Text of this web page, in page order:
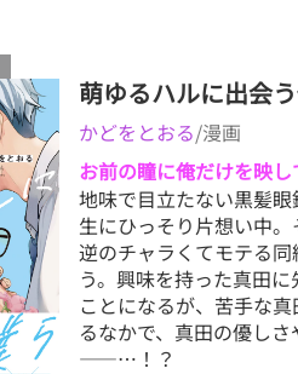
萌ゆるハルに出会
かどをとおる/漫画
お前の瞳に俺だけを映
地味で目立たない黒髪
生にひっそり片想い中
逆のチャラくてモテる
う。興味を持った真田
ことになるが、苦手な
るなかで、真田の優し
――…！？